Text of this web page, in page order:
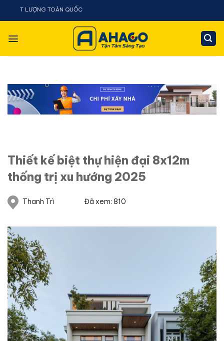
Chuyển
dung
TOÀN QUỐC
Thiết kế biệt thự hiện đại 8x12m
thống trị xu hướng 2025
Thanh Trì Đã xem: 810